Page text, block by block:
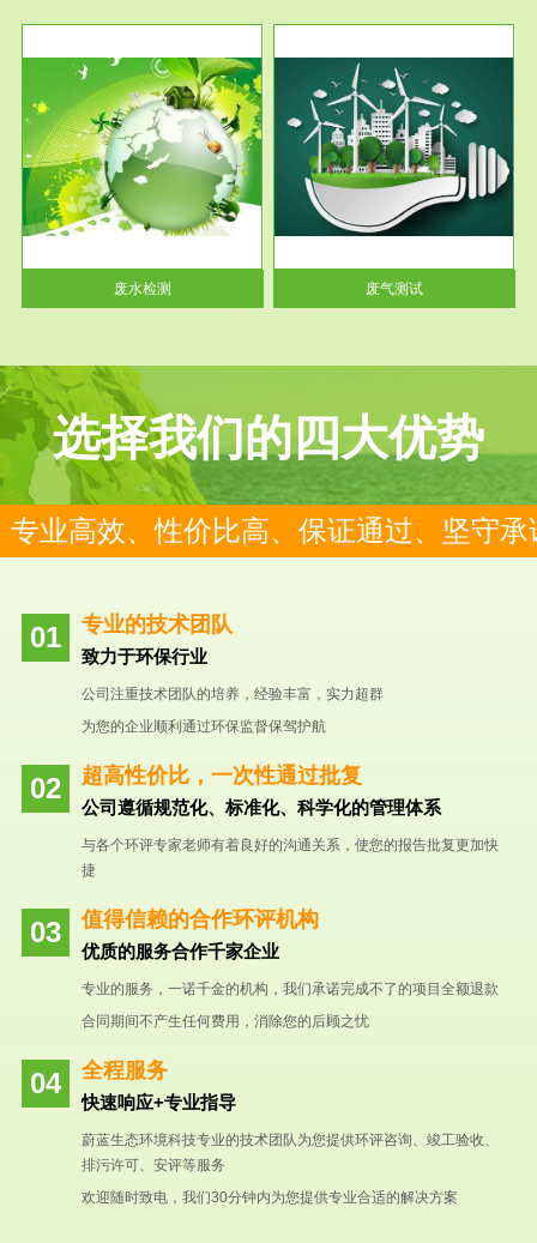
废水检测
服务范围
废气测试
检测范围工业废气检测包括有机
废气和无机废气。有机废气主要
包括...
废气测试
选择我们的四大优势
专业高效、性价比高、保证通过、坚守承
专业的技术团队
致力于环保行业
公司注重技术团队的培养，经验丰富，实力超群
为您的企业顺利通过环保监督保驾护航
超高性价比，一次性通过批复
公司遵循规范化、标准化、科学化的管理体系
与各个环评专家老师有着良好的沟通关系，使您的报告批复更加快
捷
值得信赖的合作环评机构
优质的服务合作千家企业
专业的服务，一诺千金的机构，我们承诺完成不了的项目全额退款
合同期间不产生任何费用，消除您的后顾之忧
全程服务
快速响应+专业指导
蔚蓝生态环境科技专业的技术团队为您提供环评咨询、竣工验收、
排污许可、安评等服务
欢迎随时致电，我们30分钟内为您提供专业合适的解决方案